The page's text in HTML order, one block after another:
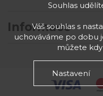
Informace
Souhlas
Váš souhlas s
uchováváme po dobu
můžete
Nastavení